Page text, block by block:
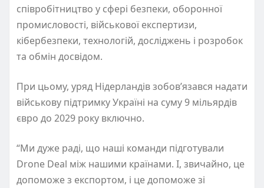
співробітництво у сфері безпеки, оборонної
промисловості, військової експертизи,
кібербезпеки, технологій, досліджень і розробок
та обмін досвідом.
При цьому, уряд Нідерландів зобов’язався надати
військову підтримку Україні на суму 9 мільярдів
євро до 2029 року включно.
“Ми дуже раді, що наші команди підготували
Drone Deal між нашими країнами. І, звичайно, це
допоможе з експортом, і це допоможе зі